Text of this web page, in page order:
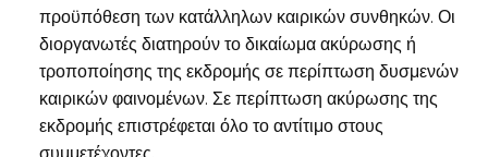
προϋπόθεση των κατάλληλων καιρικών συνθηκών. Οι
διοργανωτές διατηρούν το δικαίωμα ακύρωσης ή
τροποποίησης της εκδρομής σε περίπτωση δυσμενών
καιρικών φαινομένων. Σε περίπτωση ακύρωσης της
εκδρομής επιστρέφεται όλο το αντίτιμο στους
συμμετέχοντες.